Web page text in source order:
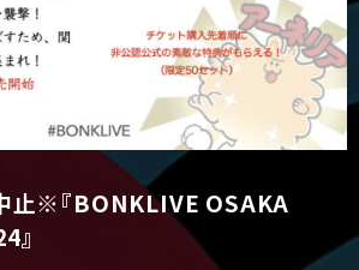
止※『BONKLIVE OSAKA
』